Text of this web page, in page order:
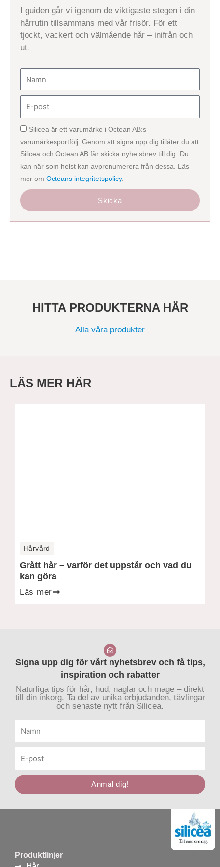
I guiden går vi igenom de viktigaste stegen i din
hårrutin tillsammans med vår frisör. För ett
tjockt, vackert och välmående hår – inifrån och
ut.
post
Silicea är ett varumärke i Octean AB:s
varumärkesportfölj. Genom att signa upp dig tillåter du att
Silicea och Octean AB får skicka nyhetsbrev till dig. Du
kan när som helst kan avprenumerera från dessa. Läs
mer om Octeans integritetspolicy.
Skicka
HITTA PRODUKTERNA HÄR
Alla våra produkter
LÄS MER HÄR
Hårvård
Grått hår – varför det uppstår och vad du
kan göra
Läs mer
Signa upp dig för vårt nyhetsbrev och få tips,
inspiration och rabatter
Naturliga tips för hår, hud, naglar och mage – direkt
till din inkorg. Ta del av unika erbjudanden, tävlingar
och senaste nytt från Silicea.
post
Anmäl dig!
Produktlinjer